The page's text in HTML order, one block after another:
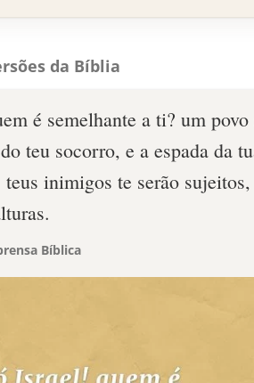
da Bíblia
é semelhante a ti? um povo
teu socorro, e a espada da
inimigos te serão
Bíblica